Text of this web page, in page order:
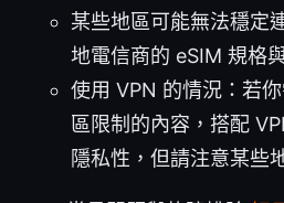
某些地區可能無法穩定
地電信商的 eSIM 規格
使用 VPN 的情況：若
區限制的內容，搭配
隱私性，但請注意某些